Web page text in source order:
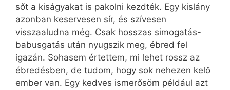
sőt a kiságyakat is pakolni kezdték. Egy kislány
azonban keservesen sír, és szívesen
visszaaludna még. Csak hosszas simogatás-
babusgatás után nyugszik meg, ébred fel
igazán. Sohasem értettem, mi lehet rossz az
ébredésben, de tudom, hogy sok nehezen kelő
ember van. Egy kedves ismerősöm például azt